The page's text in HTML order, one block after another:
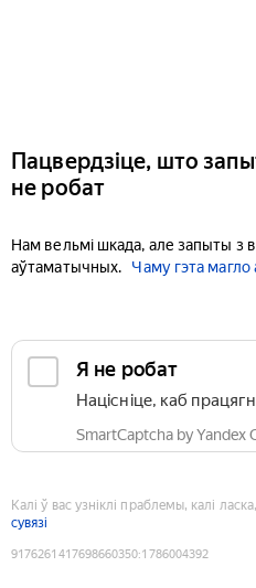
Пацвердзіце, што
не робат
Нам вельмі шкада, але запыты з
аўтаматычных.
Чаму гэта магло
Я не робат
Націсніце, каб
SmartCaptcha by Yandex
Калі ў вас узніклі праблемы, калі
сувязі
9176261417698660350:1786004392